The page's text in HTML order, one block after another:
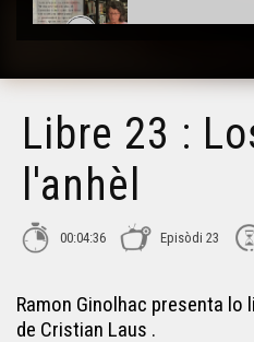
Libre 51 : Antonio o
Libre 52 : Chaucidas
Libre 23 :
l'anhèl
00:04:36 Episòdi 23
Ramon Ginolhac presenta lo
de Cristian Laus .